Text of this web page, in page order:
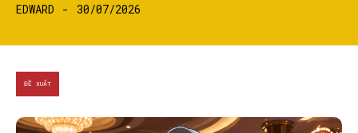
EDWARD - 30/07/2026
ĐỀ XUẤT